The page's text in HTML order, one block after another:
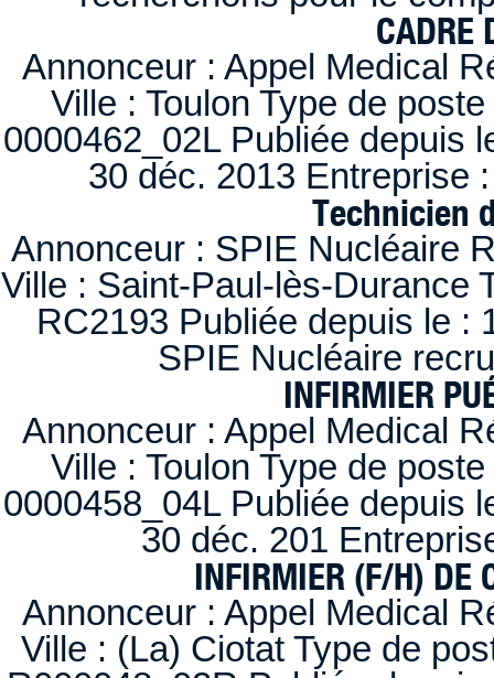
CADRE
Annonceur : Appel Medical
Ville : Toulon Type de
0000462_02L Publiée depuis
30 déc. 2013
Technicien
Annonceur : SPIE Nucléaire
Ville : Saint-Paul-lès-Durance
RC2193 Publiée depuis le :
SPIE Nucléaire
INFIRMIER
Annonceur : Appel Medical
Ville : Toulon Type de
0000458_04L Publiée depuis
30 déc. 201
INFIRMIER (F/H) DE
Annonceur : Appel Medical
Ville : (La) Ciotat Type de